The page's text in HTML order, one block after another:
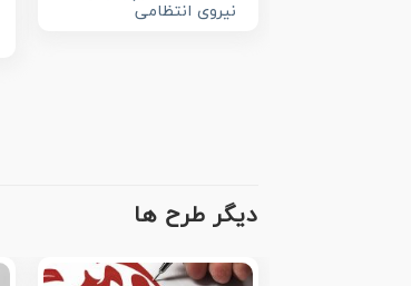
نیروی انتظامی
دیگر طرح ها